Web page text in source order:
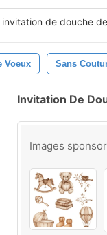
Voeux Sans
Invitation De
Images